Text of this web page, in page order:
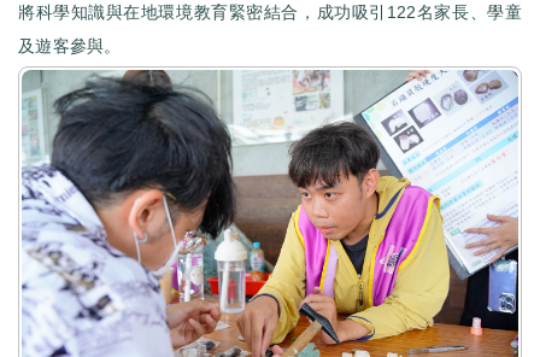
將科學知識與在地環境教育緊密結合，成功吸引122名家長、學童
及遊客參與。